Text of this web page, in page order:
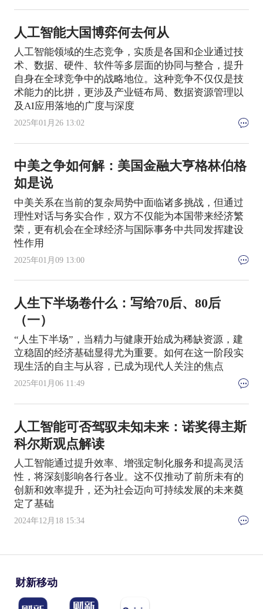
人工智能大国博弈何去何从
人工智能领域的生态竞争，实质是各国和企业通过技
术、数据、硬件、软件等多层面的协同与整合，提升
自身在全球竞争中的战略地位。这种竞争不仅仅是技
术能力的比拼，更涉及产业链布局、数据资源管理以
及AI应用落地的广度与深度
2025年01月26 13:02
中美之争如何解：美国金融大亨格林伯格
如是说
中美关系在当前的复杂局势中面临诸多挑战，但通过
理性对话与务实合作，双方不仅能为本国带来经济繁
荣，更有机会在全球经济与国际事务中共同发挥建设
性作用
2025年01月09 13:00
人生下半场卷什么：写给70后、80后
（一）
“人生下半场”，当精力与健康开始成为稀缺资源，建
立稳固的经济基础显得尤为重要。如何在这一阶段实
现生活的自主与从容，已成为现代人关注的焦点
2025年01月06 11:49
人工智能可否驾驭未知未来：诺奖得主斯
科尔斯观点解读
人工智能通过提升效率、增强定制化服务和提高灵活
性，将深刻影响各行各业。这不仅推动了前所未有的
创新和效率提升，还为社会迈向可持续发展的未来奠
定了基础
2024年12月18 15:34
财新移动